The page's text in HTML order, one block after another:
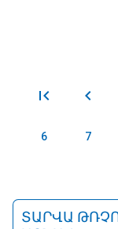
Էջեր
6 7
ՏԱՐՎԱ